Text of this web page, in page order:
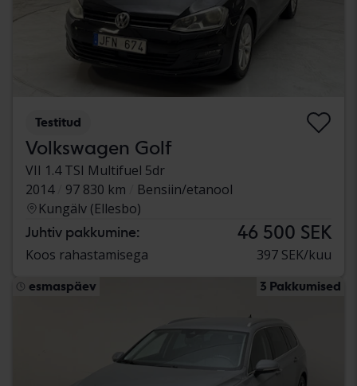
Testitud
Volkswagen Golf
VII 1.4 TSI Multifuel 5dr
2014
97 830 km
Bensiin/etanool
Kungälv (Ellesbo)
Juhtiv pakkumine: 46 500 SEK
Koos rahastamisega 397 SEK/kuu
esmaspäev 3 Pakkumised